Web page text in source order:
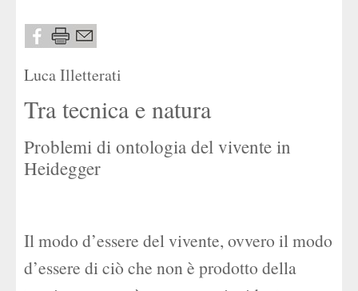
Luca Illetterati
Tra tecnica e natura
Problemi di ontologia del vivente in
Heidegger
Il modo d’essere del vivente, ovvero il modo
d’essere di ciò che non è prodotto della